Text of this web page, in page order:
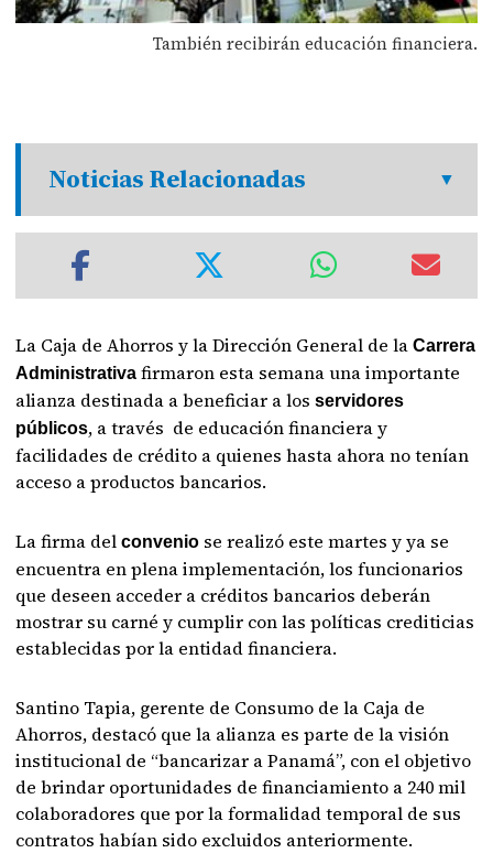
También recibirán educación financiera.
Noticias Relacionadas
La Caja de Ahorros y la Dirección General de laCarrera
Administrativa firmaron esta semana una importante
alianza destinada a beneficiar a losservidores
públicos, a través de educación financiera y
facilidades de crédito a quienes hasta ahora no tenían
acceso a productos bancarios.
La firma delconvenio se realizó este martes y ya se
encuentra en plena implementación, los funcionarios
que deseen acceder a créditos bancarios deberán
mostrar su carné y cumplir con las políticas crediticias
establecidas por la entidad financiera.
Santino Tapia, gerente de Consumo de la Caja de
Ahorros, destacó que la alianza es parte de la visión
institucional de “bancarizar a Panamá”, con el objetivo
de brindar oportunidades de financiamiento a 240 mil
colaboradores que por la formalidad temporal de sus
contratos habían sido excluidos anteriormente.